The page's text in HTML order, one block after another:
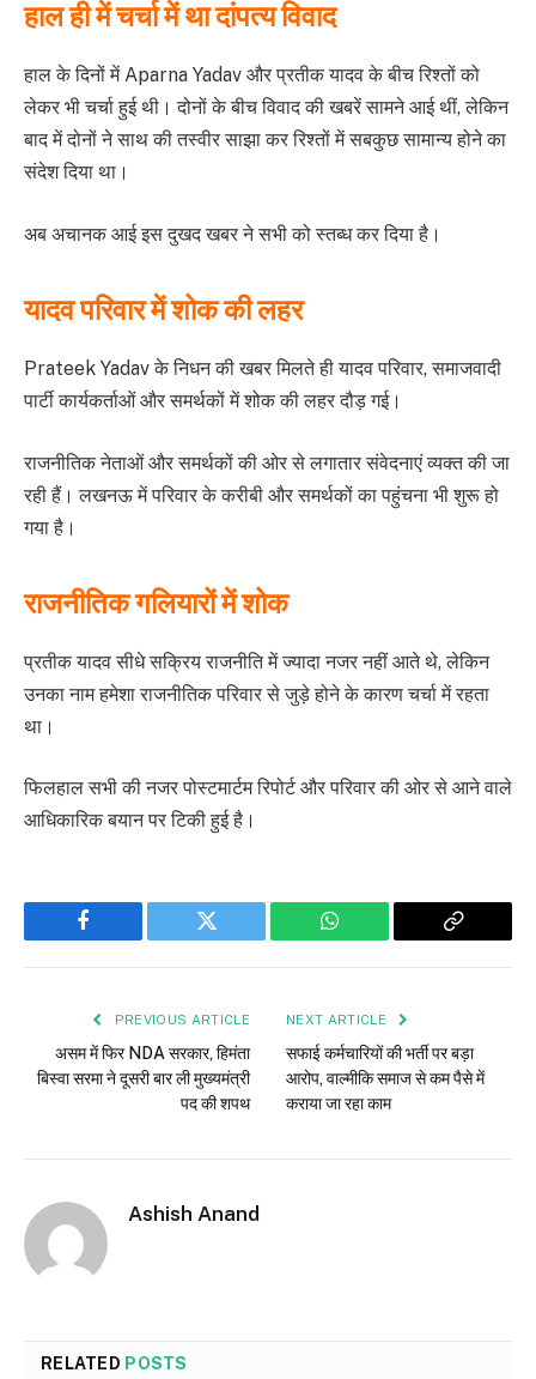
हाल ही में चर्चा में था दांपत्य विवाद
हाल के दिनों में Aparna Yadav और प्रतीक यादव के बीच रिश्तों को
लेकर भी चर्चा हुई थी। दोनों के बीच विवाद की खबरें सामने आई थीं, लेकिन
बाद में दोनों ने साथ की तस्वीर साझा कर रिश्तों में सबकुछ सामान्य होने का
संदेश दिया था।
अब अचानक आई इस दुखद खबर ने सभी को स्तब्ध कर दिया है।
यादव परिवार में शोक की लहर
Prateek Yadav के निधन की खबर मिलते ही यादव परिवार, समाजवादी
पार्टी कार्यकर्ताओं और समर्थकों में शोक की लहर दौड़ गई।
राजनीतिक नेताओं और समर्थकों की ओर से लगातार संवेदनाएं व्यक्त की जा
रही हैं। लखनऊ में परिवार के करीबी और समर्थकों का पहुंचना भी शुरू हो
गया है।
राजनीतिक गलियारों में शोक
प्रतीक यादव सीधे सक्रिय राजनीति में ज्यादा नजर नहीं आते थे, लेकिन
उनका नाम हमेशा राजनीतिक परिवार से जुड़े होने के कारण चर्चा में रहता
था।
फिलहाल सभी की नजर पोस्टमार्टम रिपोर्ट और परिवार की ओर से आने वाले
आधिकारिक बयान पर टिकी हुई है।
Facebook Twitter WhatsApp
Copy
PREVIOUS ARTICLE
असम में फिर NDA सरकार, हिमंता
बिस्वा सरमा ने दूसरी बार ली मुख्यमंत्री
पद की शपथ
NEXT ARTICLE
सफाई कर्मचारियों की भर्ती पर बड़ा
आरोप, वाल्मीकि समाज से कम पैसे में
कराया जा रहा काम
Ashish Anand
RELATED POSTS